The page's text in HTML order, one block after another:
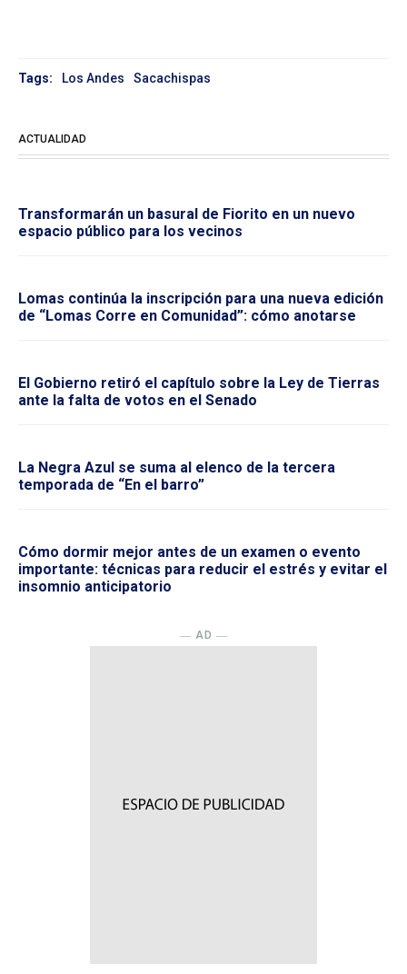
Tags: Los Andes Sacachispas
ACTUALIDAD
Transformarán un basural de Fiorito en un nuevo
espacio público para los vecinos
Lomas continúa la inscripción para una nueva edición
de “Lomas Corre en Comunidad”: cómo anotarse
El Gobierno retiró el capítulo sobre la Ley de Tierras
ante la falta de votos en el Senado
La Negra Azul se suma al elenco de la tercera
temporada de “En el barro”
Cómo dormir mejor antes de un examen o evento
importante: técnicas para reducir el estrés y evitar el
insomnio anticipatorio
― AD ―